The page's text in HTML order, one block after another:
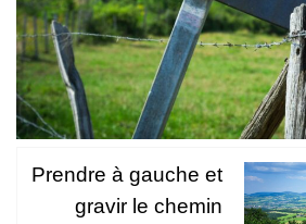
Prendre à gauche et
gravir le chemin